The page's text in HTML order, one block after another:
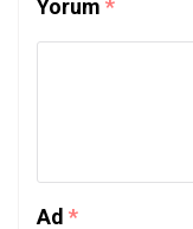
Yorum *
Ad *